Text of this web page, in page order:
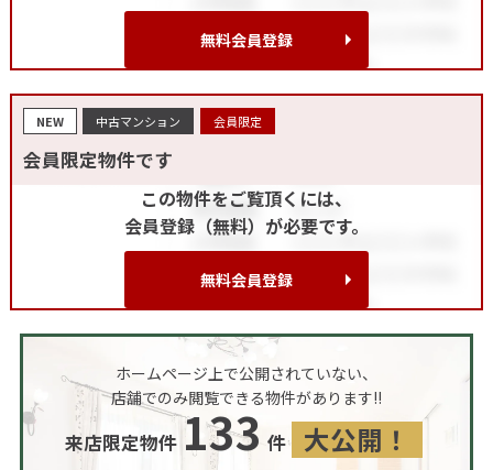
無料会員登録
NEW 中古マンション 会員限定
会員限定物件です
この物件をご覧頂くには、
会員登録（無料）が必要です。
無料会員登録
ホームページ上で公開されていない、
店舗でのみ閲覧できる物件があります!!
来店限定物件 133 件 大公開！